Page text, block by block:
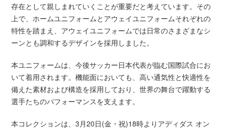
存在として親しまれていくことが重要だと考えています。その
上で、ホームユニフォームとアウェイユニフォームそれぞれの
特性を踏まえ、アウェイユニフォームでは日常のさまざまなシ
ーンとも調和するデザインを採用しました。
本ユニフォームは、今後サッカー日本代表が臨む国際試合にお
いて着用されます。機能面においても、高い通気性と快適性を
備えた素材および構造を採用しており、世界の舞台で躍動する
選手たちのパフォーマンスを支えます。
本コレクションは、3月20日(金・祝)18時よりアディダス オン